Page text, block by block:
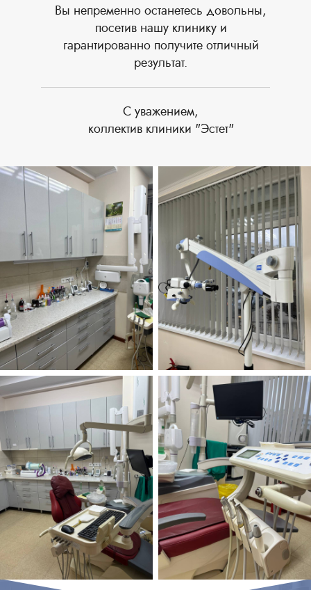
Вы непременно останетесь довольны,
посетив нашу клинику и
гарантированно получите отличный
результат.
С уважением,
коллектив клиники "Эстет"